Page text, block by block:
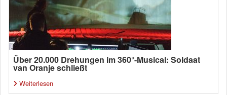
Über 20.000 Drehungen im 360°-Musical: Soldaat
van Oranje schließt
Weiterlesen